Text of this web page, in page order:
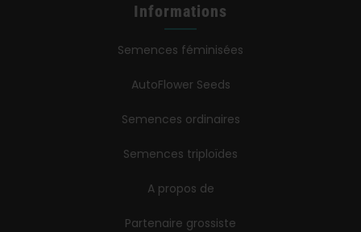
Informations
Semences féminisées
AutoFlower Seeds
Semences ordinaires
Semences triploïdes
A propos de
Partenaire grossiste